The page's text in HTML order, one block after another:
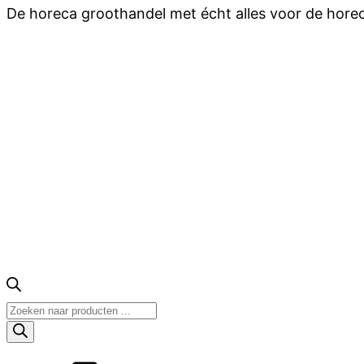
De horeca groothandel met écht alles voor de
Producten
zoeken